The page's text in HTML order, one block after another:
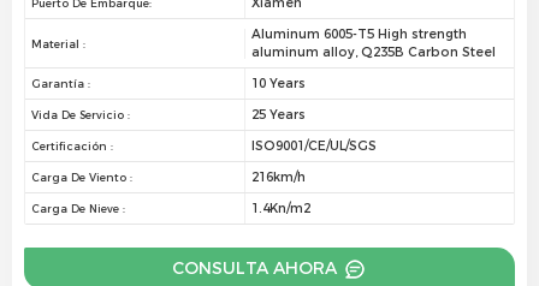
Puerto De Embarque: Xiamen
Material :
Aluminum 6005-T5 High strength
aluminum alloy, Q235B Carbon Steel
Garantía : 10 Years
Vida De Servicio : 25 Years
Certificación : ISO9001/CE/UL/SGS
Carga De Viento : 216km/h
Carga De Nieve : 1.4Kn/m2
CONSULTA AHORA